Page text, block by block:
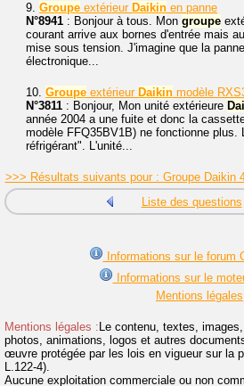
9. Groupe extérieur Daikin en panne
N°8941 : Bonjour à tous. Mon groupe
courant arrive aux bornes d'entrée mais
mise sous tension. J'imagine que la
électronique...
10. Groupe extérieur Daikin modèle
N°3811 : Bonjour, Mon unité extérieure
année 2004 a une fuite et donc la
modèle FFQ35BV1B) ne fonctionne plus.
réfrigérant". L'unité...
>>> Résultats suivants pour : Groupe Daikin
Liste des questions
Informations sur le forum
Informations sur le
Mentions légales
Mentions légales : Le contenu, textes,
photos, animations, logos et autres
œuvre protégée par les lois en vigueur sur la
L.122-4).
Aucune exploitation commerciale ou non